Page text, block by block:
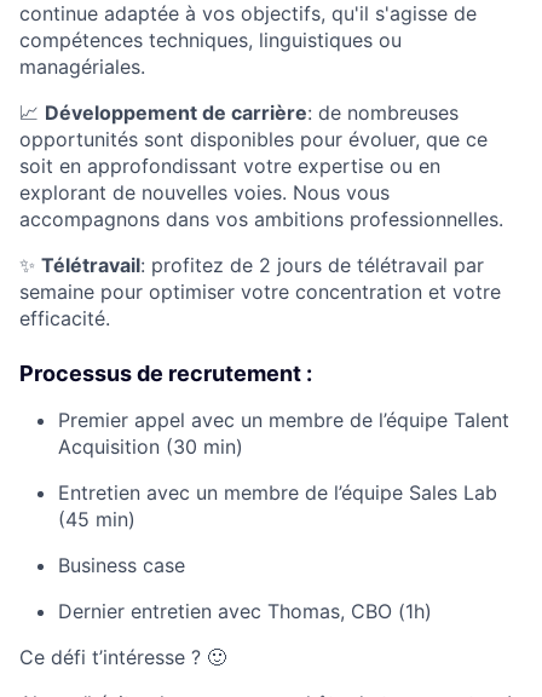
continue adaptée à vos objectifs, qu'il s'agisse de
compétences techniques, linguistiques ou
managériales.
📈 Développement de carrière: de nombreuses
opportunités sont disponibles pour évoluer, que ce
soit en approfondissant votre expertise ou en
explorant de nouvelles voies. Nous vous
accompagnons dans vos ambitions professionnelles.
✨ Télétravail: profitez de 2 jours de télétravail par
semaine pour optimiser votre concentration et votre
efficacité.
Processus de recrutement :
Premier appel avec un membre de l’équipe Talent
Acquisition (30 min)
Entretien avec un membre de l’équipe Sales Lab
(45 min)
Business case
Dernier entretien avec Thomas, CBO (1h)
Ce défi t’intéresse ? 🙂